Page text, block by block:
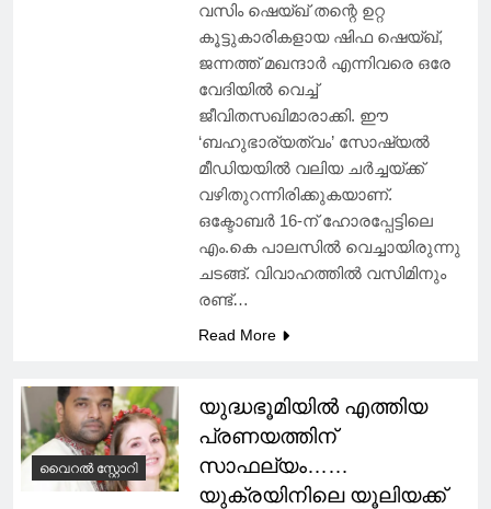
വസിം ഷെയ്ഖ് തന്റെ ഉറ്റ
കൂട്ടുകാരികളായ ഷിഫ ഷെയ്ഖ്,
ജന്നത്ത് മഖന്ദാർ എന്നിവരെ ഒരേ
വേദിയിൽ വെച്ച്
ജീവിതസഖിമാരാക്കി. ഈ
‘ബഹുഭാര്യത്വം’ സോഷ്യൽ
മീഡിയയിൽ വലിയ ചർച്ചയ്ക്ക്
വഴിതുറന്നിരിക്കുകയാണ്.
ഒക്ടോബർ 16-ന് ഹോരപ്പേട്ടിലെ
എം.കെ പാലസിൽ വെച്ചായിരുന്നു
ചടങ്ങ്. വിവാഹത്തിൽ വസിമിനും
രണ്ട്…
Read More
വൈറൽ സ്റ്റോറി
യുദ്ധഭൂമിയിൽ എത്തിയ
പ്രണയത്തിന്
സാഫല്യം……
യുക്രയിനിലെ യൂലിയക്ക്